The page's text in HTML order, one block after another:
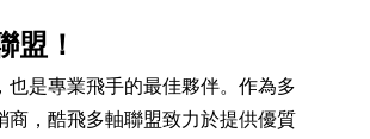
盟！
也是專業飛手的最佳夥伴。作為多
商，酷飛多軸聯盟致力於提供優質